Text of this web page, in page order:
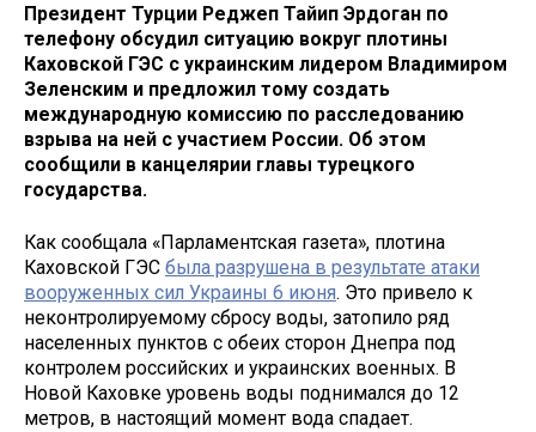
Президент Турции Реджеп Тайип Эрдоган по
телефону обсудил ситуацию вокруг плотины
Каховской ГЭС с украинским лидером Владимиром
Зеленским и предложил тому создать
международную комиссию по расследованию
взрыва на ней с участием России. Об этом
сообщили в канцелярии главы турецкого
государства.
Как сообщала «Парламентская газета», плотина
Каховской ГЭС была разрушена в результате атаки
вооруженных сил Украины 6 июня. Это привело к
неконтролируемому сбросу воды, затопило ряд
населенных пунктов с обеих сторон Днепра под
контролем российских и украинских военных. В
Новой Каховке уровень воды поднимался до 12
метров, в настоящий момент вода спадает.